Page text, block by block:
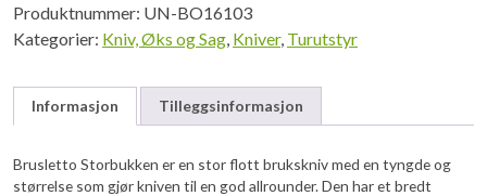
Produktnummer: UN-BO16103
Kategorier: Kniv, Øks og Sag, Kniver, Turutstyr
Informasjon Tilleggsinformasjon
Brusletto Storbukken er en stor flott brukskniv med en tyngde og
størrelse som gjør kniven til en god allrounder. Den har et bredt